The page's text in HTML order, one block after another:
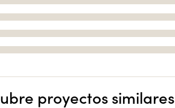
proyectos similares